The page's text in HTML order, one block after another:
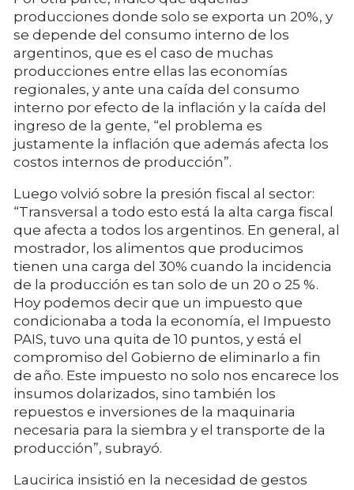
producciones donde solo se exporta un 20%, y
se depende del consumo interno de los
argentinos, que es el caso de muchas
producciones entre ellas las economías
regionales, y ante una caída del consumo
interno por efecto de la inflación y la caída del
ingreso de la gente, “el problema es
justamente la inflación que además afecta los
costos internos de producción”.
Luego volvió sobre la presión fiscal al sector:
“Transversal a todo esto está la alta carga fiscal
que afecta a todos los argentinos. En general, al
mostrador, los alimentos que producimos
tienen una carga del 30% cuando la incidencia
de la producción es tan solo de un 20 o 25 %.
Hoy podemos decir que un impuesto que
condicionaba a toda la economía, el Impuesto
PAIS, tuvo una quita de 10 puntos, y está el
compromiso del Gobierno de eliminarlo a fin
de año. Este impuesto no solo nos encarece los
insumos dolarizados, sino también los
repuestos e inversiones de la maquinaria
necesaria para la siembra y el transporte de la
producción”, subrayó.
Laucirica insistió en la necesidad de gestos